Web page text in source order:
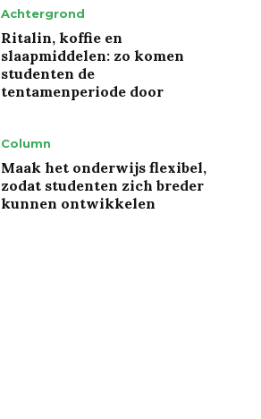
Achtergrond
Ritalin, koffie en
slaapmiddelen: zo komen
studenten de
tentamenperiode door
Column
Maak het onderwijs flexibel,
zodat studenten zich breder
kunnen ontwikkelen